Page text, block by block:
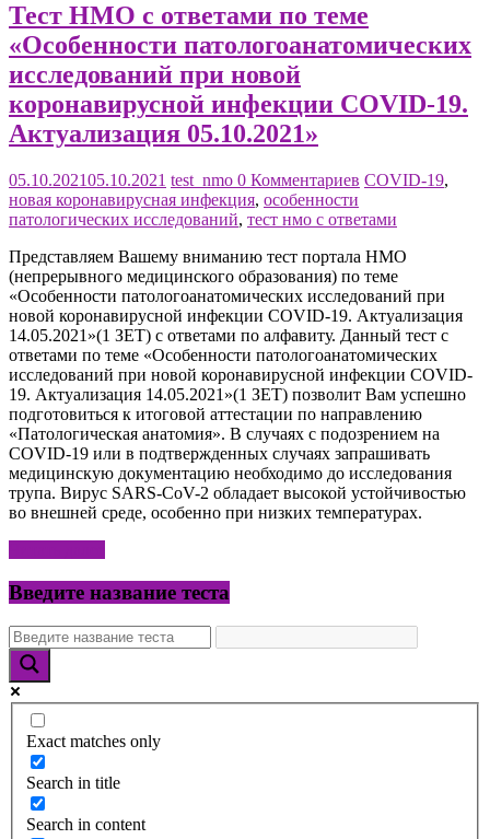
Тест НМО с ответами по теме
«Особенности патологоанатомических
исследований при новой
коронавирусной инфекции COVID-19.
Актуализация 05.10.2021»
05.10.202105.10.2021 test_nmo 0 Комментариев COVID-19,
новая коронавирусная инфекция, особенности
патологических исследований, тест нмо с ответами
Представляем Вашему вниманию тест портала НМО
(непрерывного медицинского образования) по теме
«Особенности патологоанатомических исследований при
новой коронавирусной инфекции COVID-19. Актуализация
14.05.2021»(1 ЗЕТ) с ответами по алфавиту. Данный тест с
ответами по теме «Особенности патологоанатомических
исследований при новой коронавирусной инфекции COVID-
19. Актуализация 14.05.2021»(1 ЗЕТ) позволит Вам успешно
подготовиться к итоговой аттестации по направлению
«Патологическая анатомия». В случаях с подозрением на
COVID-19 или в подтвержденных случаях запрашивать
медицинскую документацию необходимо до исследования
трупа. Вирус SARS-CoV-2 обладает высокой устойчивостью
во внешней среде, особенно при низких температурах.
Введите название теста
Exact matches only
Search in title
Search in content